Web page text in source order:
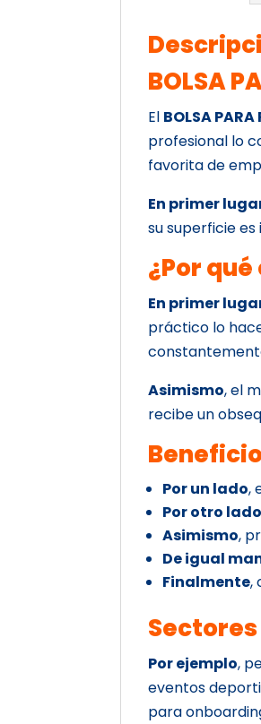
BOLSA
El BOLSA PARA
profesional lo
favorita de
En primer
su superficie
¿Por qué
En primer
práctico lo
Asimismo, el
recibe un
Por un lado,
Por otro
Asimismo,
De igual
Finalmente,
Por ejemplo,
eventos
para